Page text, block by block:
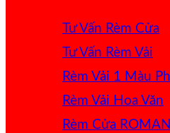
Tư Vấn Rèm Cửa
Tư Vấn Rèm Vải
Rèm Vải 1 Màu
Rèm Vải Hoa Văn
Rèm Cửa ROMAN